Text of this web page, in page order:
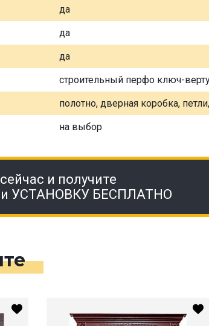
да
да
да
строительный перфо ключ-
полотно, дверная коробка,
на выбор
и получите
УСТАНОВКУ БЕСПЛАТНО